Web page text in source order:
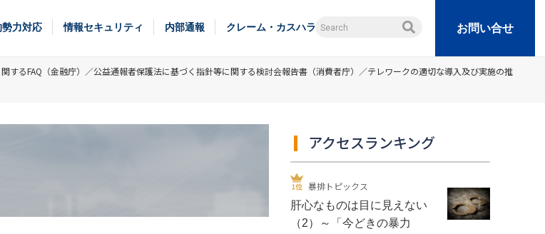
勢力対応 情報セキュリティ 内部通報 クレーム・カスハラ お問い合せ
するFAQ（金融庁）／公益通報者保護法に基づく指針等に関する検討会報告書（消費者庁）／テレワークの適切な導入及び実施の推
アクセスランキング
暴排トピックス
肝心なものは目に見えない
（2）～「今どきの暴力